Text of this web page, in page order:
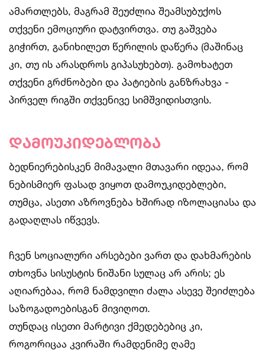
ამართლებს, მაგრამ შეუძლია შეამსუბუქოს
თქვენი ემოციური დატვირთვა. თუ გაშვება
გიჭირთ, განიხილეთ წერილის დაწერა (მაშინაც
კი, თუ ის არასდროს გიპასუხებთ). გამოხატეთ
თქვენი გრძნობები და პატიების განზრახვა -
პირველ რიგში თქვენივე სიმშვიდისთვის.
დამოუკიდებლობა
ბედნიერებისკენ მიმავალი მთავარი იდეაა, რომ
ნებისმიერ ფასად ვიყოთ დამოუკიდებლები,
თუმცა, ასეთი აზროვნება ხშირად იზოლაციასა და
გადაღლას იწვევს.
ჩვენ სოციალური არსებები ვართ და დახმარების
თხოვნა სისუსტის ნიშანი სულაც არ არის; ეს
აღიარებაა, რომ ნამდვილი ძალა ასევე შეიძლება
საზოგადოებისგან მივიღოთ.
თუნდაც ისეთი მარტივი ქმედებებიც კი,
როგორიცაა კვირაში რამდენიმე ღამე